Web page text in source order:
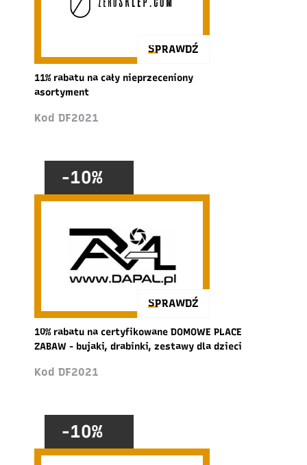
SPRAWDŹ
11% rabatu na cały nieprzeceniony
asortyment
Kod DF2021
-10%
SPRAWDŹ
10% rabatu na certyfikowane DOMOWE PLACE
ZABAW - bujaki, drabinki, zestawy dla dzieci
Kod DF2021
-10%